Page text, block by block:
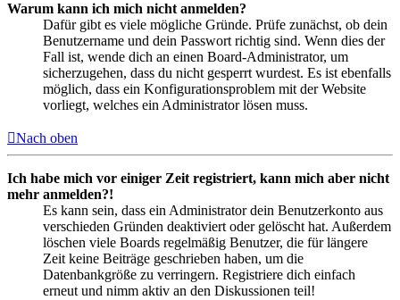
Warum kann ich mich nicht anmelden?
Dafür gibt es viele mögliche Gründe. Prüfe zunächst, ob dein
Benutzername und dein Passwort richtig sind. Wenn dies der
Fall ist, wende dich an einen Board-Administrator, um
sicherzugehen, dass du nicht gesperrt wurdest. Es ist ebenfalls
möglich, dass ein Konfigurationsproblem mit der Website
vorliegt, welches ein Administrator lösen muss.
Nach oben
Ich habe mich vor einiger Zeit registriert, kann mich aber nicht
mehr anmelden?!
Es kann sein, dass ein Administrator dein Benutzerkonto aus
verschieden Gründen deaktiviert oder gelöscht hat. Außerdem
löschen viele Boards regelmäßig Benutzer, die für längere
Zeit keine Beiträge geschrieben haben, um die
Datenbankgröße zu verringern. Registriere dich einfach
erneut und nimm aktiv an den Diskussionen teil!